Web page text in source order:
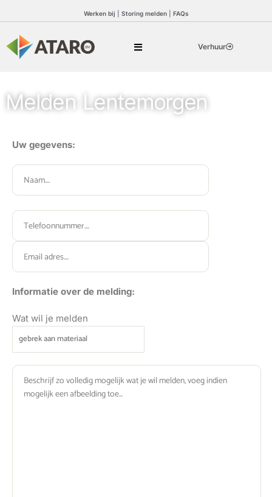
Werken bij Storing melden| FAQs
Verhuur
Melden Lentemorgen
Uw gegevens:
Informatie over de melding:
Wat wil je melden